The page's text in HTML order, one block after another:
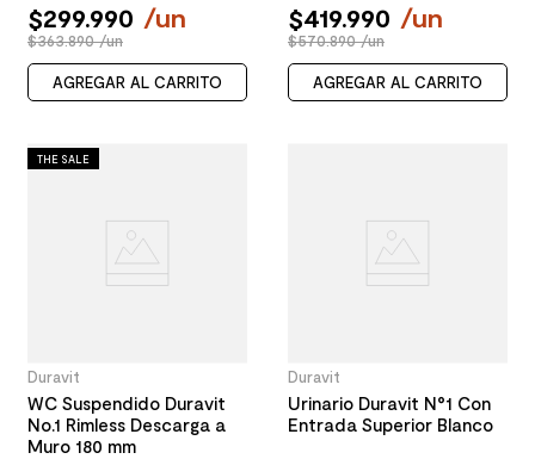
$299.990 /un
$363.890 /un
AGREGAR AL CARRITO
$419.990 /un
$570.890 /un
AGREGAR AL CARRITO
THE SALE
Duravit
WC Suspendido Duravit
No.1 Rimless Descarga a
Muro 180 mm
Duravit
Urinario Duravit N°1 Con
Entrada Superior Blanco